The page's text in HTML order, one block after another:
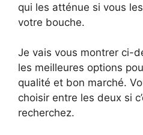
qui les atténue si vous
votre bouche.
Je vais vous montrer ci-
les meilleures options
qualité et bon marché.
choisir entre les deux si
recherchez.